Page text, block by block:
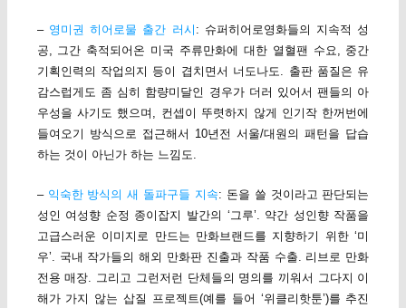
– 영미권 히어로물 출간 러시 : 슈퍼히어로영화들의 지속적 성
공, 그간 축적되어온 미국 주류만화에 대한 열혈팬 수요, 중간
기획인력의 작업의지 등이 겹치면서 너도나도. 출판 품질은 유
감스럽게도 좀 심히 함량미달인 경우가 더러 있어서 팬들의 아
우성을 사기도 했으며, 컨셉이 뚜렷하지 않게 인기작 한꺼번에
들여오기 방식으로 접근해서 10년전 서울/대원의 패턴을 답습
하는 것이 아닌가 하는 느낌도.
– 익숙한 방식의 새 돌파구들 지속: 돈을 쓸 것이라고 판단되는
성인 여성향 순정 종이잡지 발간의 ‘그루’. 약간 성인향 작품을
고급스러운 이미지로 만드는 만화브랜드를 지향하기 위한 ‘미
우’. 국내 작가들의 해외 만화판 진출과 작품 수출. 리브로 만화
전용 매장. 그리고 그런저런 단체들의 명의를 끼워서 그다지 이
해가 가지 않는 삽질 프로젝트(예를 들어 ‘위클리핫툰’)를 추진